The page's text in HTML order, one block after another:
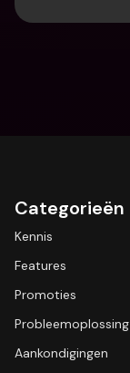
Categorieën
Kennis
Features
Promoties
Probleemoplossing
Aankondigingen